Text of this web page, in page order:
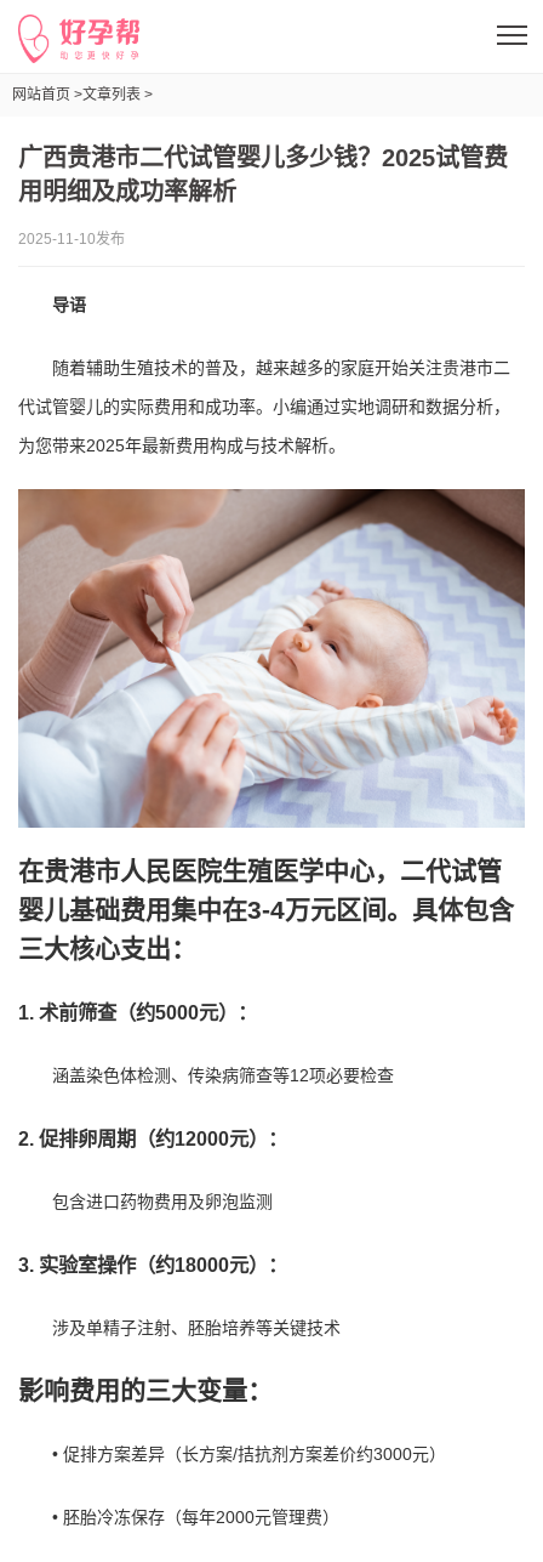
网站首页 >文章列表 >
广西贵港市二代试管婴儿多少钱？2025试管费
用明细及成功率解析
2025-11-10发布
导语
随着辅助生殖技术的普及，越来越多的家庭开始关注贵港市二
代试管婴儿的实际费用和成功率。小编通过实地调研和数据分析，
为您带来2025年最新费用构成与技术解析。
在贵港市人民医院生殖医学中心，二代试管
婴儿基础费用集中在3-4万元区间。具体包含
三大核心支出：
1. 术前筛查（约5000元）：
涵盖染色体检测、传染病筛查等12项必要检查
2. 促排卵周期（约12000元）：
包含进口药物费用及卵泡监测
3. 实验室操作（约18000元）：
涉及单精子注射、胚胎培养等关键技术
影响费用的三大变量：
• 促排方案差异（长方案/拮抗剂方案差价约3000元）
• 胚胎冷冻保存（每年2000元管理费）